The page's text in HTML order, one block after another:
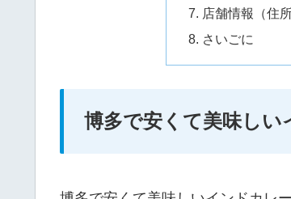
店舗情報（住
さいごに
博多で安くて美味しい